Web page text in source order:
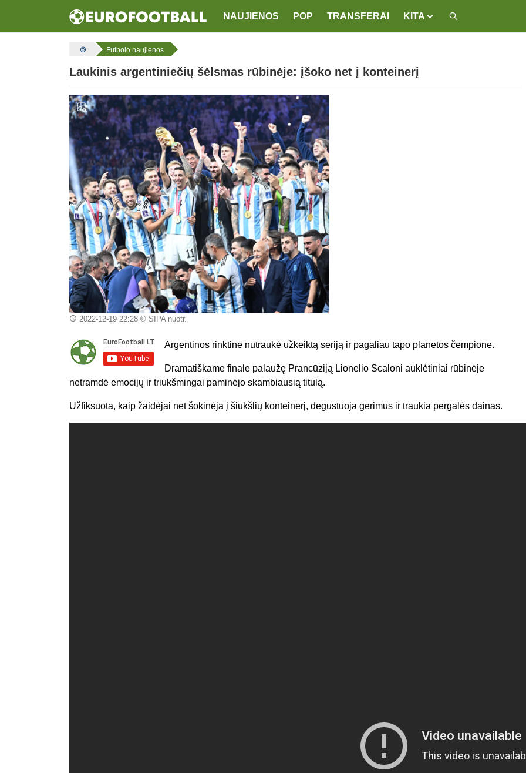
NAUJIENOS POP TRANSFERAI KITA
Futbolo naujienos
Laukinis argentiniečių šėlsmas rūbinėje: įšoko net į konteinerį
2022-12-19 22:28© SIPA nuotr.
Argentinos rinktinė nutraukė užkeiktą seriją ir pagaliau tapo planetos čempione.
Dramatiškame finale palaužę Prancūziją Lionelio Scaloni auklėtiniai rūbinėje
netramdė emocijų ir triukšmingai paminėjo skambiausią titulą.
Užfiksuota, kaip žaidėjai net šokinėja į šiukšlių konteinerį, degustuoja gėrimus ir traukia pergalės dainas.